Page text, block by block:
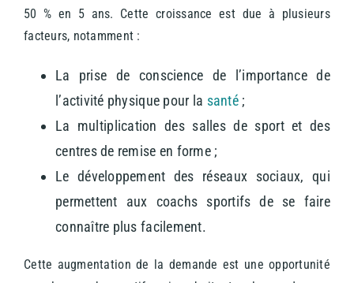
50 % en 5 ans. Cette croissance est due à plusieurs
facteurs, notamment :
La prise de conscience de l’importance de
l’activité physique pour la santé;
La multiplication des salles de sport et des
centres de remise en forme ;
Le développement des réseaux sociaux, qui
permettent aux coachs sportifs de se faire
connaître plus facilement.
Cette augmentation de la demande est une opportunité